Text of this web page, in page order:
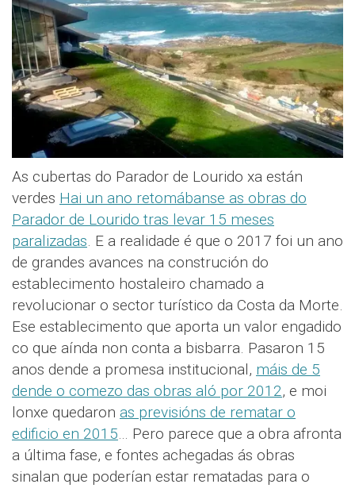
As cubertas do Parador de Lourido xa están
verdes Hai un ano retomábanse as obras do
Parador de Lourido tras levar 15 meses
paralizadas. E a realidade é que o 2017 foi un ano
de grandes avances na construción do
establecimento hostaleiro chamado a
revolucionar o sector turístico da Costa da Morte.
Ese establecimento que aporta un valor engadido
co que aínda non conta a bisbarra. Pasaron 15
anos dende a promesa institucional, máis de 5
dende o comezo das obras aló por 2012, e moi
lonxe quedaron as previsións de rematar o
edificio en 2015… Pero parece que a obra afronta
a última fase, e fontes achegadas ás obras
sinalan que poderían estar rematadas para o